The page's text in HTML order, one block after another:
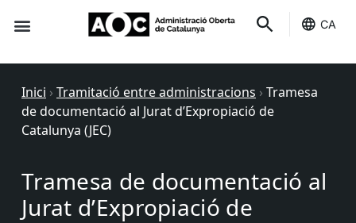
CA
Inici › Tramitació entre administracions › Tramesa
de documentació al Jurat d’Expropiació de
Catalunya (JEC)
Tramesa de documentació al
Jurat d’Expropiació de